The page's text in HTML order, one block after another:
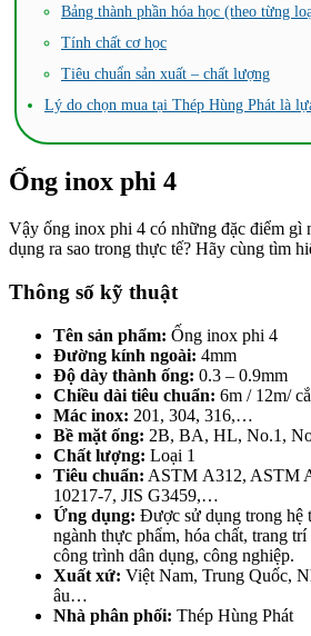
Bảng thành phần hóa học (theo từng
Tính chất cơ học
Tiêu chuẩn sản xuất – chất lượng
Lý do chọn mua tại Thép Hùng Phát là
Ống inox phi 4
Vậy ống inox phi 4 có những đặc điểm gì
dụng ra sao trong thực tế? Hãy cùng tìm
Thông số kỹ thuật
Tên sản phẩm: Ống inox phi 4
Đường kính ngoài: 4mm
Độ dày thành ống: 0.3 – 0.9mm
Chiều dài tiêu chuẩn: 6m / 12m/
Mác inox: 201, 304, 316,…
Bề mặt ống: 2B, BA, HL, No.1,
Chất lượng: Loại 1
Tiêu chuẩn: ASTM A312, ASTM
10217-7, JIS G3459,…
Ứng dụng: Được sử dụng trong hệ
ngành thực phẩm, hóa chất, trang
công trình dân dụng, công nghiệp.
Xuất xứ: Việt Nam, Trung Quốc,
âu…
Nhà phân phối: Thép Hùng Phát